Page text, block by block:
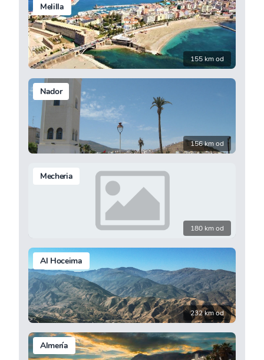
Melilla
155 km od
Nador
156 km od
Mecheria
180 km od
Al Hoceima
232 km od
Almería